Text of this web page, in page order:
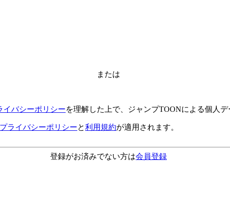
または
イバシーポリシーを理解した上で、ジャンプTOONによる個人
プライバシーポリシーと利用規約が適用されます。
登録がお済みでない方は会員登録